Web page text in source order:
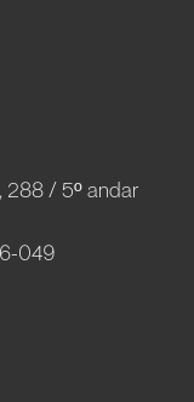
288 / 5º andar
049